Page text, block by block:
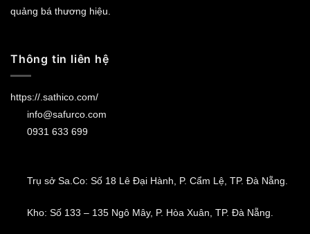
quảng bá thương hiệu.
Thông tin liên hệ
https://.sathico.com/
info@safurco.com
0931 633 699
Trụ sở Sa.Co: Số 18 Lê Đại Hành, P. Cẩm Lệ, TP. Đà Nẵng.
Kho: Số 133 – 135 Ngô Mây, P. Hòa Xuân, TP. Đà Nẵng.